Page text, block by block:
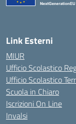
Link Esterni
MIUR
Ufficio Scolastico
Ufficio Scolastico
Scuola in Chiaro
Iscrizioni On Line
Invalsi